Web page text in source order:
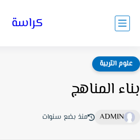
كراسة
التربية
المناهج
ADMIN منذ بضع سنوات